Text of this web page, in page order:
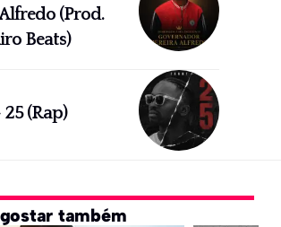
(Prod.
Beats)
25 (Rap)
também